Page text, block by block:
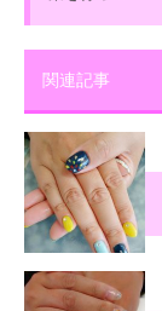
関連記事